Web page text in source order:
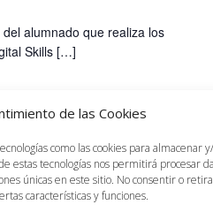
de las Cookies
como las cookies para almacenar
estas tecnologías nos permitirá procesar
únicas en este sitio. No consentir o
características y funciones.
alumnado que realiza los
Skills […]
de trabajo
España